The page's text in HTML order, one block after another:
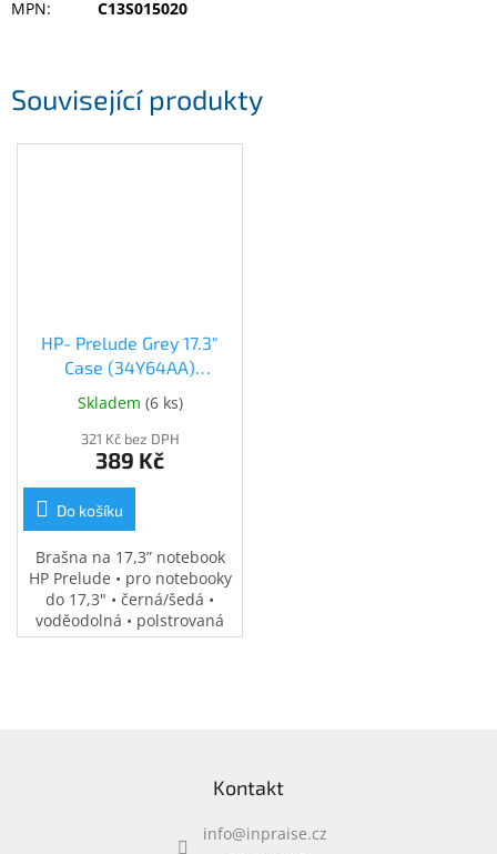
Inpraise
MILESIGHT
Doprodej
Související produkty
HP- Prelude Grey 17.3"
Case (34Y64AA)
(34Y64AA)
Skladem (6 ks)
321 Kč bez DPH
389 Kč
Do košíku
Brašna na 17,3” notebook
HP Prelude • pro notebooky
do 17,3" • černá/šedá •
voděodolná • polstrovaná
přihrádka na notebook •
MPN: C13S015020
Kontakt
info@inpraise.cz